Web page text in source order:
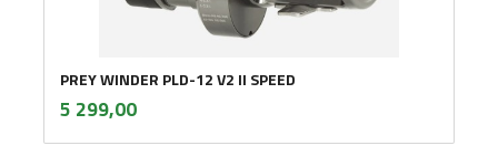
PREY WINDER PLD-12 V2 II SPEED
Pris
5 299,00mva.